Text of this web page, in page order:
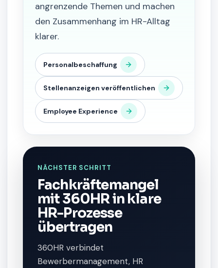
angrenzende Themen und machen
den Zusammenhang im HR-Alltag
klarer.
Personalbeschaffung
Stellenanzeigen veröffentlichen
Employee Experience
NÄCHSTER SCHRITT
Fachkräftemangel
mit 360HR in klare
HR-Prozesse
übertragen
360HR verbindet
Bewerbermanagement, HR